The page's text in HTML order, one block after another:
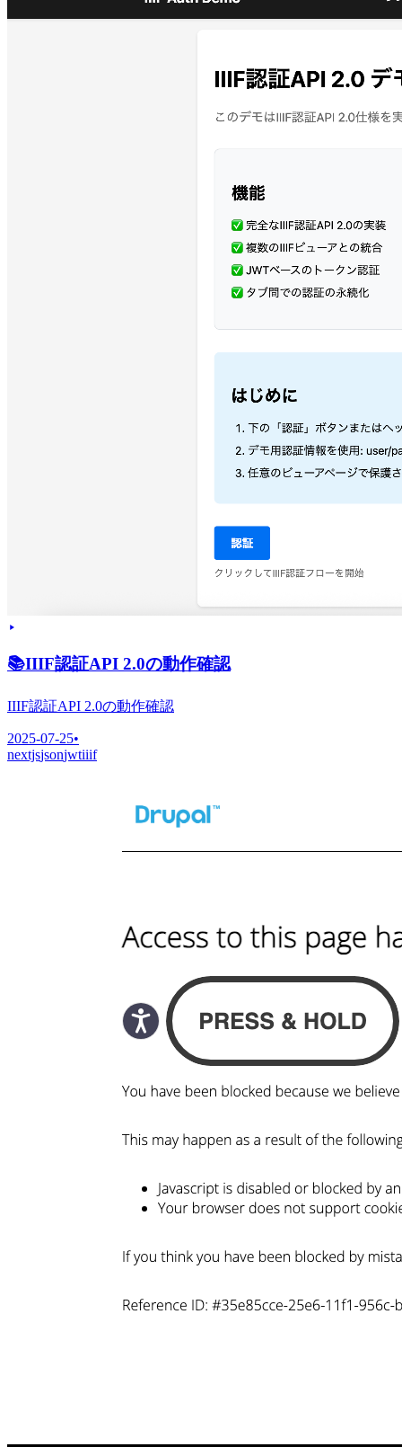
📚IIIF認証API 2.0の動作確認
IIIF認証API 2.0の動作確認
2025-07-25•
nextjsjsonjwtiiif